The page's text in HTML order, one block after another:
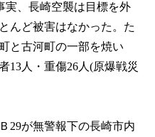
実、長崎空襲は目標を外
んど被害はなかった。た
と古河町の一部を焼い
13人・重傷26人(原爆戦災
29が無警報下の長崎市内